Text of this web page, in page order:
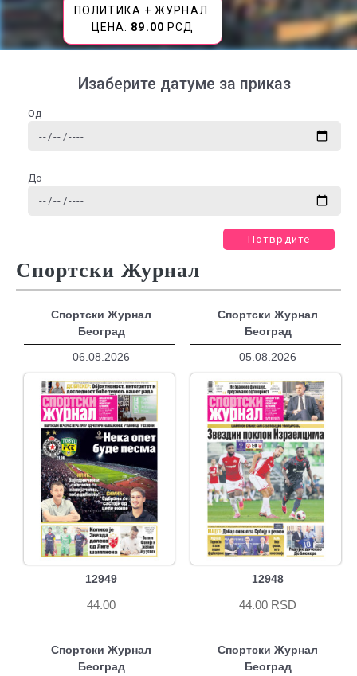
ПОЛИТИКА + ЖУРНАЛ
ЦЕНА: 89.00 РСД
Изаберите датуме за приказ
Од
До
Потврдите
Спортски Журнал
Спортски Журнал
Београд
06.08.2026
12949
44.00
Спортски Журнал
Београд
05.08.2026
12948
44.00 RSD
Спортски Журнал
Београд
Спортски Журнал
Београд